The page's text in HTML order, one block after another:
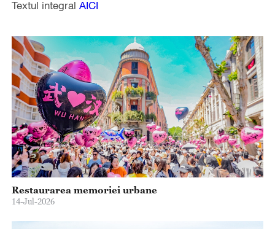
Textul integral AICI
Restaurarea memoriei urbane
14-Jul-2026